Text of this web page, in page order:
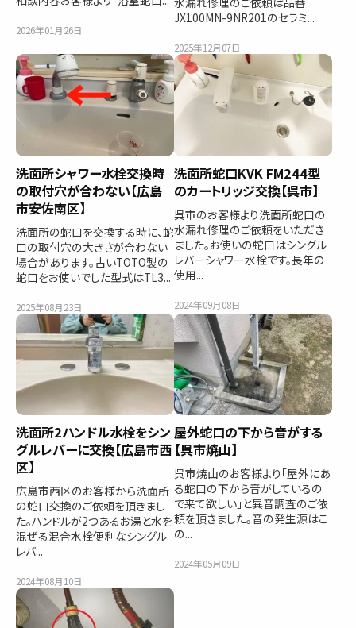
2026年01月26日
JX100MN-9NR201のセラミ...
2025年12月07日
洗面所シャワー水栓交換時
の取付穴が合わない【広島
市安佐南区】
洗面所の蛇口を交換する時に、蛇
口の取付穴の大きさが合わない
場合があります。古いTOTO製の
蛇口をお使いでした型式はTL3...
2025年08月23日
洗面所蛇口KVK FM244型
のカートリッジ交換【呉市】
呉市のお客様より洗面所蛇口の
水漏れ修理のご依頼をいただき
ました。お使いの蛇口はシングル
レバーシャワー水栓です。長年の
使用...
2024年09月08日
洗面所2ハンドル水栓をシン
グルレバーに交換【広島市西
区】
広島市西区のお客様から洗面所
の蛇口交換のご依頼を頂きまし
た。ハンドルが2つあるお湯と水を
混ぜる混合水栓便利なシングル
レバ...
2024年08月10日
屋外蛇口の下から音がする
【呉市焼山】
呉市焼山のお客様より「屋外にあ
る蛇口の下から音がしているの
で来て欲しい」と異音調査のご依
頼を頂きました。音の発生源はこ
の...
2024年05月09日